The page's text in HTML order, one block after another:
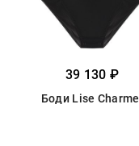
39 130 ₽
Боди Lise Charmel